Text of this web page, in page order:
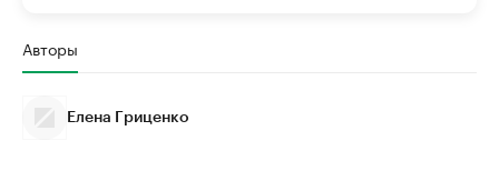
Авторы
Елена Гриценко